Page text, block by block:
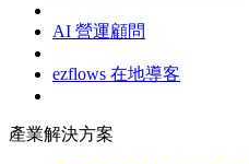
AI 營運顧問
ezflows 在地導客
產業解決方案